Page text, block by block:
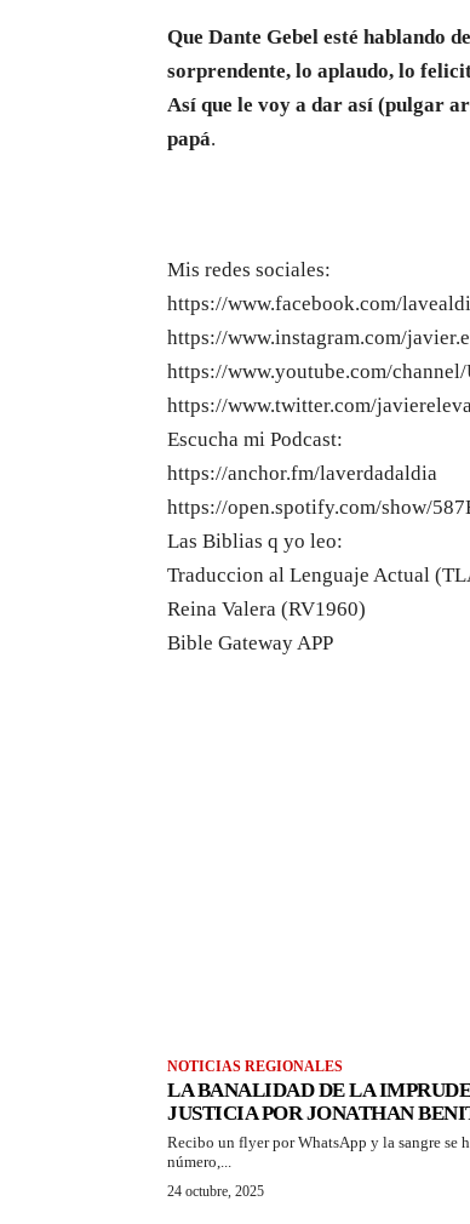
Que Dante Gebel esté hablando
sorprendente, lo aplaudo, lo
Así que le voy a dar así (pulgar
papá.
Mis redes sociales:
https://www.facebook.com/
https://www.instagram.com/
https://www.youtube.com/
https://www.twitter.com/
Escucha mi Podcast:
https://anchor.fm/laverdadaldia
https://open.spotify.com/show/
Las Biblias q yo leo:
Traduccion al Lenguaje Actual
Reina Valera (RV1960)
Bible Gateway APP
NOTICIAS REGIONALES
LA BANALIDAD DE LA
JUSTICIA POR JONATHAN
Recibo un flyer por WhatsApp y la sangre se
número,...
24 octubre, 2025